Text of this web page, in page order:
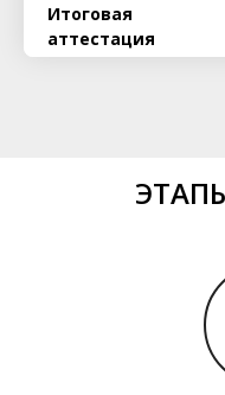
Итоговая
аттестация